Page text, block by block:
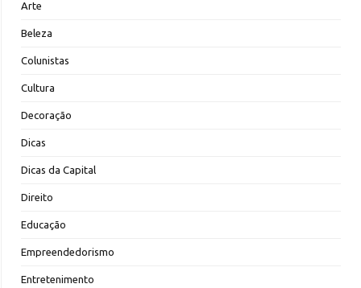
Arte
Beleza
Colunistas
Cultura
Decoração
Dicas
Dicas da Capital
Direito
Educação
Empreendedorismo
Entretenimento